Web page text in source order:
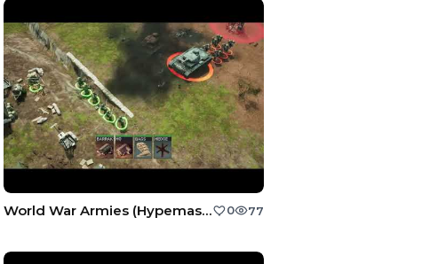
World War Armies (Hypemasters, Inc.) 0 77